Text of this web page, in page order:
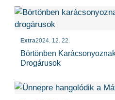
Extra2024. 12. 22.
Börtönben
Drogárusok